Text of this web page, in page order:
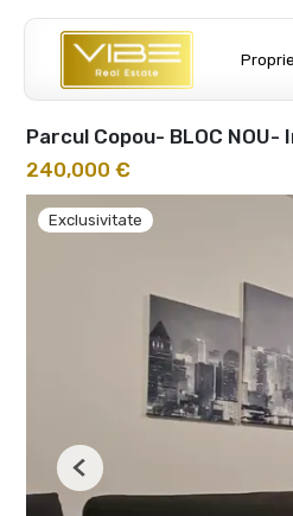
Parcul Copou- BLOC NOU-
240,000 €
Exclusivitate
Previous